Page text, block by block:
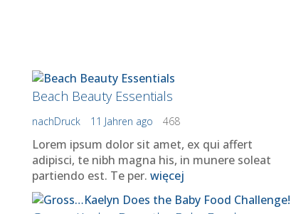
Beach Beauty Essentials
nachDruck 11 Jahren ago 468
Lorem ipsum dolor sit amet, ex qui affert
adipisci, te nibh magna his, in munere soleat
partiendo est. Te per. więcej